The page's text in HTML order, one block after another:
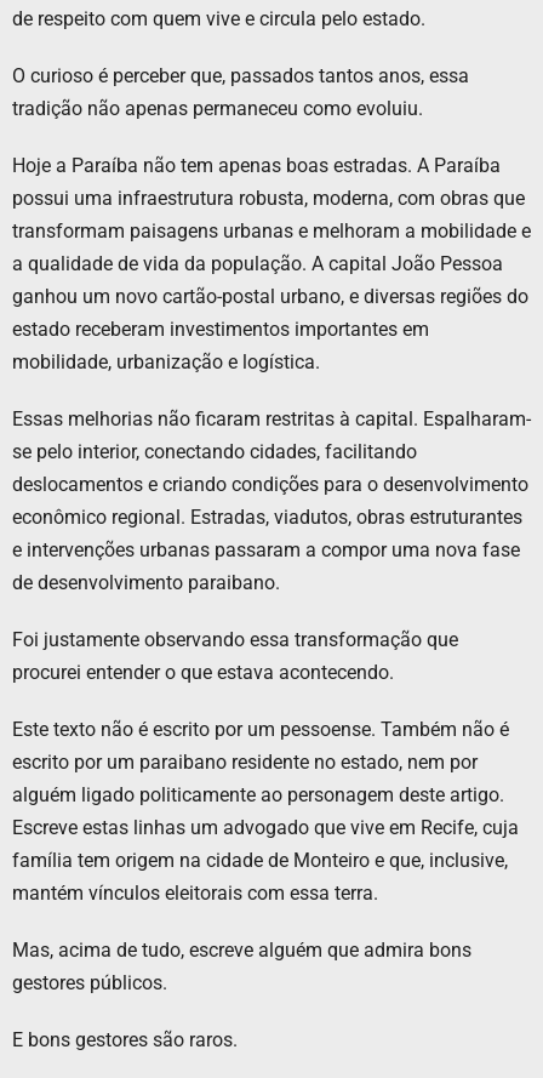
de respeito com quem vive e circula pelo estado.
O curioso é perceber que, passados tantos anos, essa
tradição não apenas permaneceu como evoluiu.
Hoje a Paraíba não tem apenas boas estradas. A Paraíba
possui uma infraestrutura robusta, moderna, com obras que
transformam paisagens urbanas e melhoram a mobilidade e
a qualidade de vida da população. A capital João Pessoa
ganhou um novo cartão-postal urbano, e diversas regiões do
estado receberam investimentos importantes em
mobilidade, urbanização e logística.
Essas melhorias não ficaram restritas à capital. Espalharam-
se pelo interior, conectando cidades, facilitando
deslocamentos e criando condições para o desenvolvimento
econômico regional. Estradas, viadutos, obras estruturantes
e intervenções urbanas passaram a compor uma nova fase
de desenvolvimento paraibano.
Foi justamente observando essa transformação que
procurei entender o que estava acontecendo.
Este texto não é escrito por um pessoense. Também não é
escrito por um paraibano residente no estado, nem por
alguém ligado politicamente ao personagem deste artigo.
Escreve estas linhas um advogado que vive em Recife, cuja
família tem origem na cidade de Monteiro e que, inclusive,
mantém vínculos eleitorais com essa terra.
Mas, acima de tudo, escreve alguém que admira bons
gestores públicos.
E bons gestores são raros.